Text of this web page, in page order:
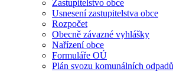
Zastupitelstvo obce
Usnesení zastupitelstva obce
Rozpočet
Obecně závazné vyhlášky
Nařízení obce
Formuláře OÚ
Plán svozu komunálních